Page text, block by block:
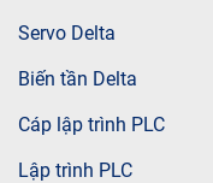
Servo Delta
Biến tần Delta
Cáp lập trình PLC
Lập trình PLC